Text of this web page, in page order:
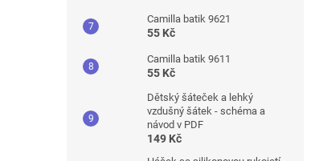
Camilla batik 9621
55 Kč
Camilla batik 9611
55 Kč
Dětský šáteček a lehký
vzdušný šátek - schéma a
návod v PDF
149 Kč